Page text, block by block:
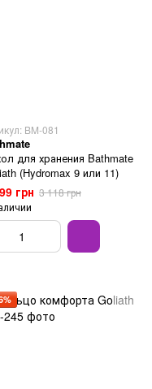
BM-081
для хранения Bathmate
(Hydromax 9 или 11)
грн 3 118 грн